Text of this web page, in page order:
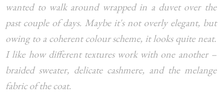
wanted to walk around wrapped in a duvet over the
past couple of days. Maybe it's not overly elegant, but
owing to a coherent colour scheme, it looks quite neat.
I like how different textures work with one another –
braided sweater, delicate cashmere, and the melange
fabric of the coat.